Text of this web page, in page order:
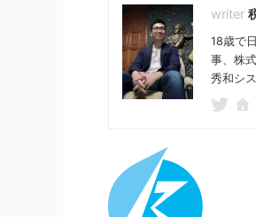
18歳で
事、株
秀和シ